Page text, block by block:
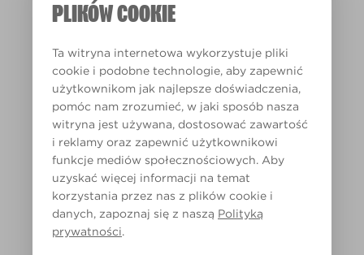
PLIKÓW COOKIE
Ta witryna internetowa wykorzystuje pliki
cookie i podobne technologie, aby zapewnić
użytkownikom jak najlepsze doświadczenia,
pomóc nam zrozumieć, w jaki sposób nasza
witryna jest używana, dostosować zawartość
i reklamy oraz zapewnić użytkownikowi
funkcje mediów społecznościowych. Aby
uzyskać więcej informacji na temat
korzystania przez nas z plików cookie i
danych, zapoznaj się z naszą Polityką
prywatności.
Światło dzienne